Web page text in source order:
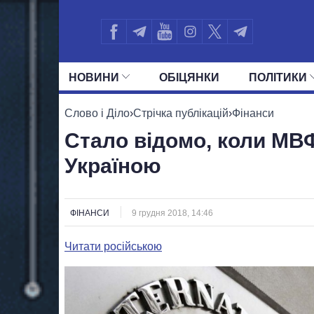
НОВИНИ ОБIЦЯНКИ ПОЛIТИКИ
УСІ ПОЛІТИКИ ПРЕЗИДЕНТ І ОФІС
Слово і Діло›Стрічка публікацій›Фінанси
Стало відомо, коли
Україною
ФІНАНСИ 9 грудня 2018, 14:46
Читати російською